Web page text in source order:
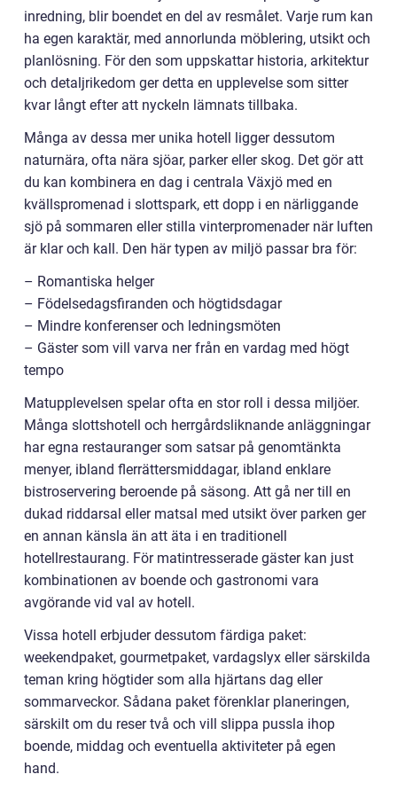
inredning, blir boendet en del av resmålet. Varje rum kan
ha egen karaktär, med annorlunda möblering, utsikt och
planlösning. För den som uppskattar historia, arkitektur
och detaljrikedom ger detta en upplevelse som sitter
kvar långt efter att nyckeln lämnats tillbaka.
Många av dessa mer unika hotell ligger dessutom
naturnära, ofta nära sjöar, parker eller skog. Det gör att
du kan kombinera en dag i centrala Växjö med en
kvällspromenad i slottspark, ett dopp i en närliggande
sjö på sommaren eller stilla vinterpromenader när luften
är klar och kall. Den här typen av miljö passar bra för:
– Romantiska helger
– Födelsedagsfiranden och högtidsdagar
– Mindre konferenser och ledningsmöten
– Gäster som vill varva ner från en vardag med högt
tempo
Matupplevelsen spelar ofta en stor roll i dessa miljöer.
Många slottshotell och herrgårdsliknande anläggningar
har egna restauranger som satsar på genomtänkta
menyer, ibland flerrättersmiddagar, ibland enklare
bistroservering beroende på säsong. Att gå ner till en
dukad riddarsal eller matsal med utsikt över parken ger
en annan känsla än att äta i en traditionell
hotellrestaurang. För matintresserade gäster kan just
kombinationen av boende och gastronomi vara
avgörande vid val av hotell.
Vissa hotell erbjuder dessutom färdiga paket:
weekendpaket, gourmetpaket, vardagslyx eller särskilda
teman kring högtider som alla hjärtans dag eller
sommarveckor. Sådana paket förenklar planeringen,
särskilt om du reser två och vill slippa pussla ihop
boende, middag och eventuella aktiviteter på egen
hand.